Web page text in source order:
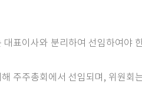
표이사와 분리하여 선임하여야
주주총회에서 선임되며, 위원